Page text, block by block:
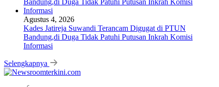
Agustus 4, 2026
Kades Jatireja Suwandi Terancam Digugat di PTUN
Bandung,di Duga Tidak Patuhi Putusan Inkrah Komisi
Informasi
Selengkapnya